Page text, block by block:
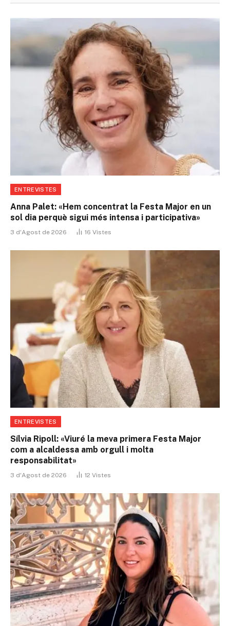
ENTREVISTES
Anna Palet: «Hem concentrat la Festa Major en un
sol dia perquè sigui més intensa i participativa»
3 d'Agost de 2026 16 Vistes
ENTREVISTES
Sílvia Ripoll: «Viuré la meva primera Festa Major
com a alcaldessa amb orgull i molta
responsabilitat»
3 d'Agost de 2026 12 Vistes